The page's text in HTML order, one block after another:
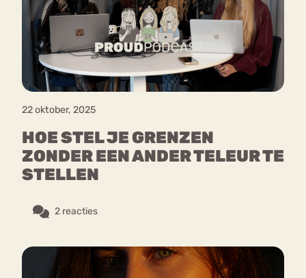
22 oktober, 2025
HOE STEL JE GRENZEN
ZONDER EEN ANDER TELEUR TE
STELLEN
2 reacties
Chat
Forum
Bouli
mia
Nerv
osa
Anorexia Nervosa
Orthorexia
Afvallen Angst